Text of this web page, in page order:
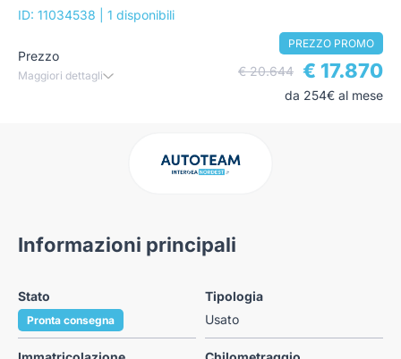
ID: 11034538
| 1 disponibili
Prezzo
Maggiori dettagli
PREZZO PROMO
€ 20.644 € 17.870
da 254€ al mese
Informazioni principali
Stato
Pronta consegna
Tipologia
Usato